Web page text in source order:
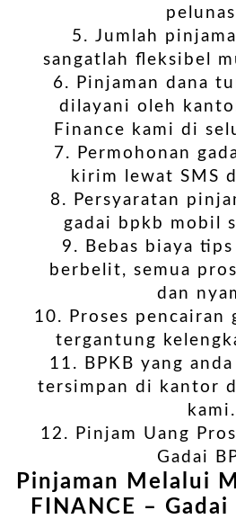
Jumlah
sangatlah fleksibel
Pinjaman dana
dilayani oleh
Finance kami di
Permohonan
kirim lewat SMS
Persyaratan
gadai bpkb mobil
Bebas biaya
berbelit, semua
dan
Proses pencairan
tergantung
BPKB yang
tersimpan di kantor
kami.
Pinjam Uang
Gadai
Pinjaman Melalui
FINANCE – Gadai